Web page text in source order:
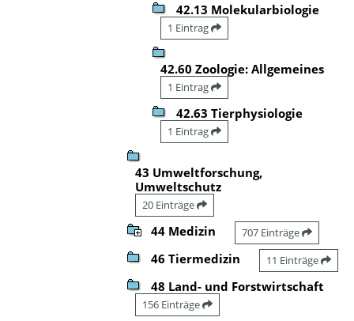
42.13 Molekularbiologie
1 Eintrag
42.60 Zoologie: Allgemeines
1 Eintrag
42.63 Tierphysiologie
1 Eintrag
43 Umweltforschung,
Umweltschutz
20 Einträge
44 Medizin 707 Einträge
46 Tiermedizin 11 Einträge
48 Land- und Forstwirtschaft
156 Einträge